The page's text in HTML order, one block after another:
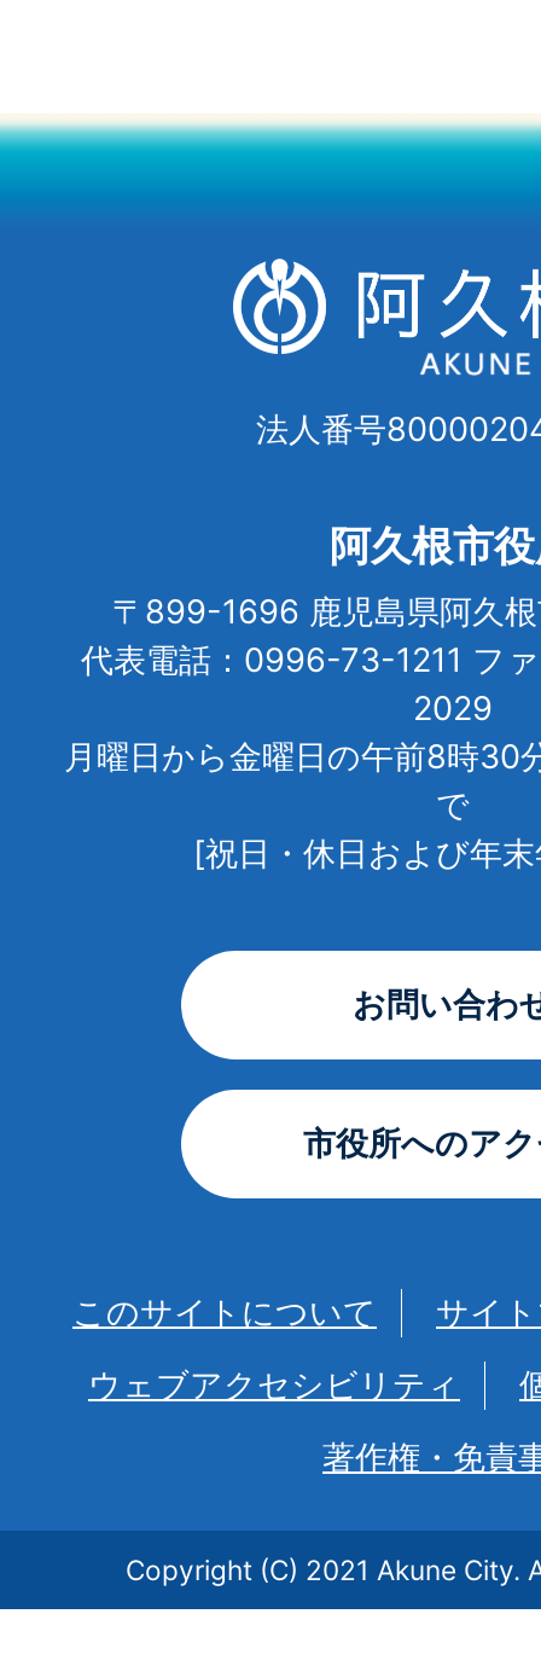
法人番号
阿久根市
〒899-1696 鹿児島県阿久
代表電話：0996-73-1211 フ
2029
月曜日から金曜日の午前8時30
で
[祝日・休日および年
お問い合わ
市役所へのア
このサイトについて
サイ
ウェブアクセシビリティ
著作権・免責
Copyright (C) 2021 Akune City.